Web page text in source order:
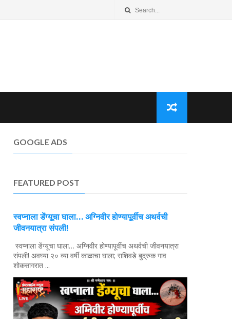
GOOGLE ADS
FEATURED POST
स्वप्नाला डेंग्यूचा घाला… अग्निवीर होण्यापूर्वीच अथर्वची
जीवनयात्रा संपली!
स्वप्नाला डेंग्यूचा घाला… अग्निवीर होण्यापूर्वीच अथर्वची जीवनयात्रा
संपली! अवघ्या २० व्या वर्षी काळाचा घाला; राशिवडे बुद्रुक गाव
शोकसागरात ...